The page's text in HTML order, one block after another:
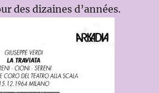
des dizaines d’années.